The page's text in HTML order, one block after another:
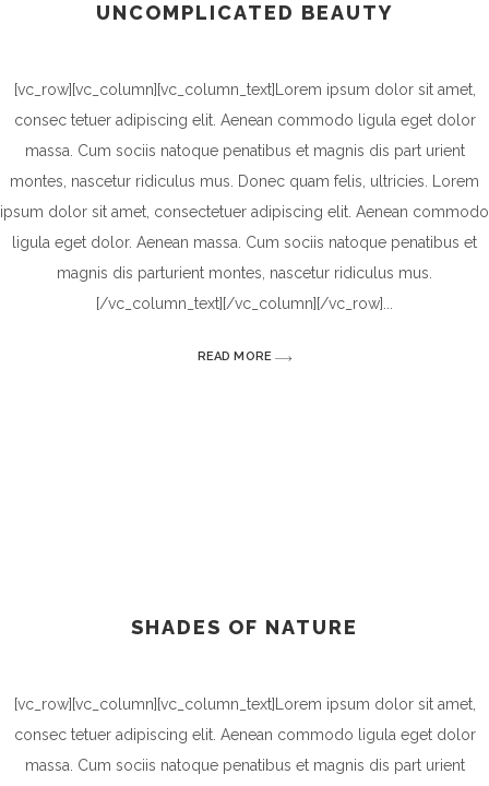
UNCOMPLICATED BEAUTY
[vc_row][vc_column][vc_column_text]Lorem ipsum dolor sit amet,
consec tetuer adipiscing elit. Aenean commodo ligula eget dolor
massa. Cum sociis natoque penatibus et magnis dis part urient
montes, nascetur ridiculus mus. Donec quam felis, ultricies. Lorem
ipsum dolor sit amet, consectetuer adipiscing elit. Aenean commodo
ligula eget dolor. Aenean massa. Cum sociis natoque penatibus et
magnis dis parturient montes, nascetur ridiculus mus.
[/vc_column_text][/vc_column][/vc_row]
READ MORE
SHADES OF NATURE
[vc_row][vc_column][vc_column_text]Lorem ipsum dolor sit amet,
consec tetuer adipiscing elit. Aenean commodo ligula eget dolor
massa. Cum sociis natoque penatibus et magnis dis part urient